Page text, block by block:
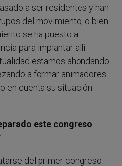
a ser residentes y han
del movimiento, o bien
se ha puesto a
para implantar allí
estamos ahondando
a formar animadores
en cuenta su situación
este congreso
del primer congreso